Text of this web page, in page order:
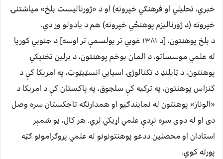
خبري، تحليلي او فرهنګي خپرونه) او د «ژورناليست بلخ» مياشتنۍ
خپرونه (د ژورناليزم پوهنځي خپرونه) هم د يادولو وړ دي.
د بلخ پوهنتون، [د ۱۳۸۱ غويي تر يولسمې تر اوسه] د جنوبي کوريا
له علمي موسساتو، د المان بوخم پوهنتون، د برلين تخنيکي
پوهنتون، د ټايلنډ د تکنالوژۍ اسيايي انسټيټوټ، په امريکا کې د
کنزاس پوهنتون، په ترکيه کې سلجوق، په پاکستان کې د امريکا د
«الوناز» پوهنتون له نمايندګيو او همدارنګه تاجکستان سره وصل
دی او له دوی سره نږدې علمي اړيکي لري. هر کال، يو شمېر
استادان او محصلين ددغو پوهنتونونو له علمي پروګرامونو ګټه
پورته کوي.